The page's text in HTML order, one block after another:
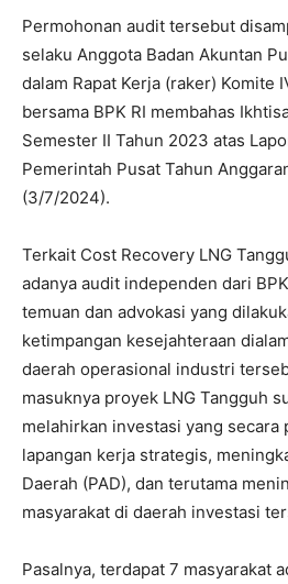
Permohonan audit tersebut
selaku Anggota Badan Akuntan
dalam Rapat Kerja (raker) Komite
bersama BPK RI membahas
Semester II Tahun 2023 atas
Pemerintah Pusat Tahun
(3/7/2024).
Terkait Cost Recovery LNG
adanya audit independen dari
temuan dan advokasi yang
ketimpangan kesejahteraan
daerah operasional industri
masuknya proyek LNG Tangguh
melahirkan investasi yang secara
lapangan kerja strategis,
Daerah (PAD), dan terutama
masyarakat di daerah investasi
Pasalnya, terdapat 7 masyarakat